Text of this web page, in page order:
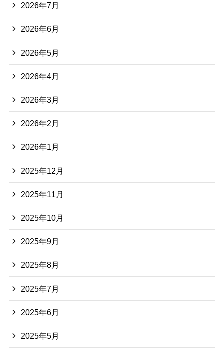
2026年7月
2026年6月
2026年5月
2026年4月
2026年3月
2026年2月
2026年1月
2025年12月
2025年11月
2025年10月
2025年9月
2025年8月
2025年7月
2025年6月
2025年5月